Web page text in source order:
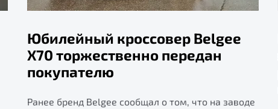
Юбилейный кроссовер Belgee
X70 торжественно передан
покупателю
Ранее бренд Belgee сообщал о том, что на заводе